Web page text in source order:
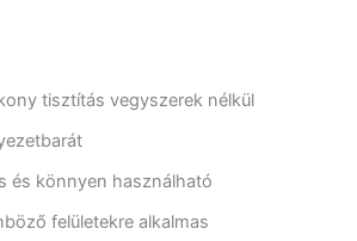
tisztítás vegyszerek nélkül
és könnyen használható
felületekre alkalmas